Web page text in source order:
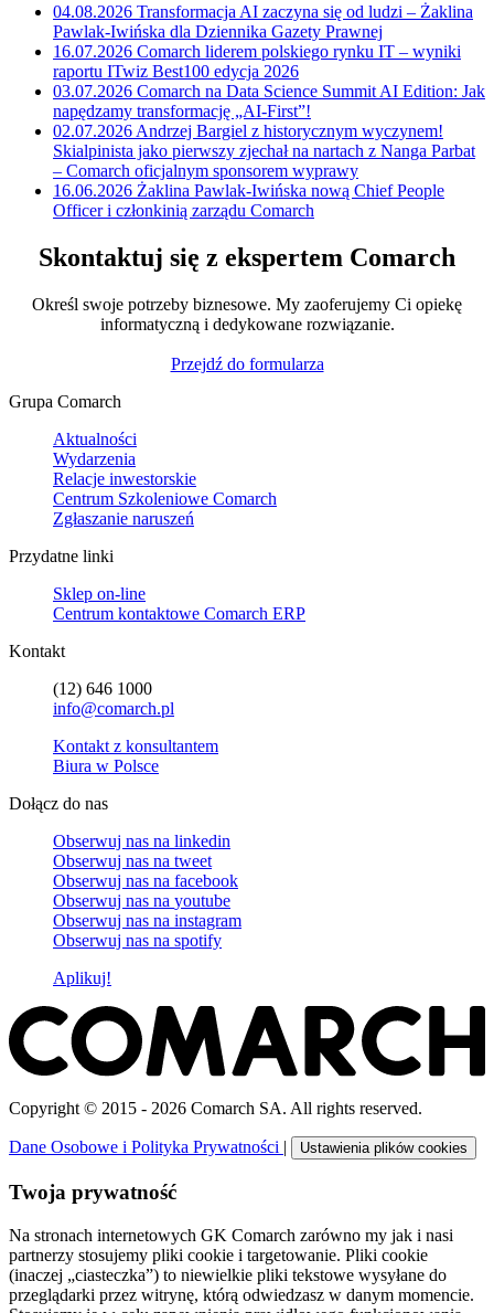
04.08.2026 Transformacja AI zaczyna się od ludzi – Żaklina
Pawlak-Iwińska dla Dziennika Gazety Prawnej
16.07.2026 Comarch liderem polskiego rynku IT – wyniki
raportu ITwiz Best100 edycja 2026
03.07.2026 Comarch na Data Science Summit AI Edition: Jak
napędzamy transformację „AI-First”!
02.07.2026 Andrzej Bargiel z historycznym wyczynem!
Skialpinista jako pierwszy zjechał na nartach z Nanga Parbat
– Comarch oficjalnym sponsorem wyprawy
16.06.2026 Żaklina Pawlak-Iwińska nową Chief People
Officer i członkinią zarządu Comarch
Skontaktuj się z ekspertem Comarch
Określ swoje potrzeby biznesowe. My zaoferujemy Ci opiekę
informatyczną i dedykowane rozwiązanie.
Przejdź do formularza
Grupa Comarch
Aktualności
Wydarzenia
Relacje inwestorskie
Centrum Szkoleniowe Comarch
Zgłaszanie naruszeń
Przydatne linki
Sklep on-line
Centrum kontaktowe Comarch ERP
Kontakt
(12) 646 1000
info@comarch.pl
Kontakt z konsultantem
Biura w Polsce
Dołącz do nas
Obserwuj nas na linkedin
Obserwuj nas na tweet
Obserwuj nas na facebook
Obserwuj nas na youtube
Obserwuj nas na instagram
Obserwuj nas na spotify
Aplikuj!
Copyright © 2015 - 2026 Comarch SA. All rights reserved.
Dane Osobowe i Polityka Prywatności | Ustawienia plików cookies
Twoja prywatność
Na stronach internetowych GK Comarch zarówno my jak i nasi
partnerzy stosujemy pliki cookie i targetowanie. Pliki cookie
(inaczej „ciasteczka”) to niewielkie pliki tekstowe wysyłane do
przeglądarki przez witrynę, którą odwiedzasz w danym momencie.